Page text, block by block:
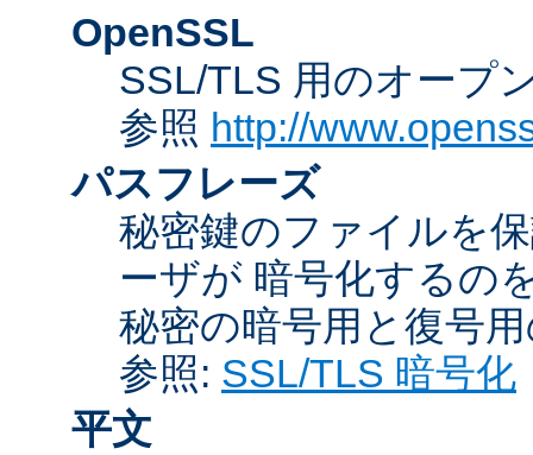
OpenSSL
SSL/TLS 用のオープ
参照 http://
パスフレーズ
秘密鍵のファイルを
ーザが 暗号化するの
秘密の暗号用と復号
参照: SSL/TLS 暗号化
平文